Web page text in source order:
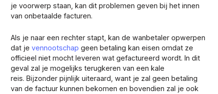
je voorwerp staan, kan dit problemen geven bij het innen
van onbetaalde facturen.
Als je naar een rechter stapt, kan de wanbetaler opwerpen
dat jevennootschap geen betaling kan eisen omdat ze
officieel niet mocht leveren wat gefactureerd wordt. In dit
geval zal je mogelijks terugkeren van een kale
reis. Bijzonder pijnlijk uiteraard, want je zal geen betaling
van de factuur kunnen bekomen en bovendien zal je ook